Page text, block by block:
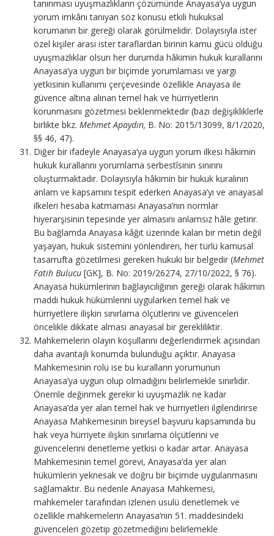
tanınması uyuşmazlıkların çözümünde Anayasa’ya uygun
yorum imkânı tanıyan söz konusu etkili hukuksal
korumanın bir gereği olarak görülmelidir. Dolayısıyla ister
özel kişiler arası ister taraflardan birinin kamu gücü olduğu
uyuşmazlıklar olsun her durumda hâkimin hukuk kurallarını
Anayasa’ya uygun bir biçimde yorumlaması ve yargı
yetkisinin kullanımı çerçevesinde özellikle Anayasa ile
güvence altına alınan temel hak ve hürriyetlerin
korunmasını gözetmesi beklenmektedir (bazı değişikliklerle
birlikte bkz. Mehmet Apaydın, B. No: 2015/13099, 8/1/2020,
§§ 46, 47).
Diğer bir ifadeyle Anayasa’ya uygun yorum ilkesi hâkimin
hukuk kurallarını yorumlama serbestîsinin sınırını
oluşturmaktadır. Dolayısıyla hâkimin bir hukuk kuralının
anlam ve kapsamını tespit ederken Anayasa’yı ve anayasal
ilkeleri hesaba katmaması Anayasa’nın normlar
hiyerarşisinin tepesinde yer almasını anlamsız hâle getirir.
Bu bağlamda Anayasa kâğıt üzerinde kalan bir metin değil
yaşayan, hukuk sistemini yönlendiren, her türlü kamusal
tasarrufta gözetilmesi gereken hukuki bir belgedir (Mehmet
Fatih Bulucu [GK], B. No: 2019/26274, 27/10/2022, § 76).
Anayasa hükümlerinin bağlayıcılığının gereği olarak hâkimin
maddi hukuk hükümlerini uygularken temel hak ve
hürriyetlere ilişkin sınırlama ölçütlerini ve güvenceleri
öncelikle dikkate alması anayasal bir gerekliliktir.
Mahkemelerin olayın koşullarını değerlendirmek açısından
daha avantajlı konumda bulunduğu açıktır. Anayasa
Mahkemesinin rolü ise bu kuralların yorumunun
Anayasa’ya uygun olup olmadığını belirlemekle sınırlıdır.
Önemle değinmek gerekir ki uyuşmazlık ne kadar
Anayasa’da yer alan temel hak ve hürriyetleri ilgilendirirse
Anayasa Mahkemesinin bireysel başvuru kapsamında bu
hak veya hürriyete ilişkin sınırlama ölçütlerini ve
güvencelerini denetleme yetkisi o kadar artar. Anayasa
Mahkemesinin temel görevi, Anayasa’da yer alan
hükümlerin yeknesak ve doğru bir biçimde uygulanmasını
sağlamaktır. Bu nedenle Anayasa Mahkemesi,
mahkemeler tarafından izlenen usulü denetlemek ve
özellikle mahkemelerin Anayasa’nın 51. maddesindeki
güvenceleri gözetip gözetmediğini belirlemekle